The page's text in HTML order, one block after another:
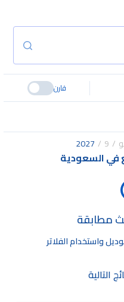
قارن
9
2027
مطابقة
واستخدام الفلاتر
التالية